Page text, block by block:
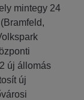
mintegy 24
új állomás
új